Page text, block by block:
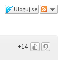
Uloguj se
+14